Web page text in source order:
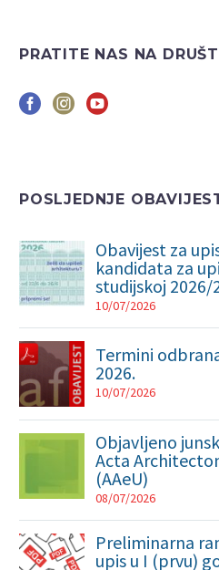
PRATITE NAS NA
POSLJEDNJE
Obavijest za
kandidata za
studijskoj 2026/
10/07/2026
Termini
2026.
10/07/2026
Objavljeno
Acta
(AAeU)
08/07/2026
Preliminarna
upis u I (prvu)